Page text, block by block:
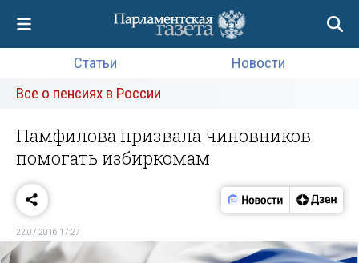
Статьи
Новости
Все о пенсиях в России
Памфилова призвала чиновников
помогать избиркомам
22.07.2016 17:27